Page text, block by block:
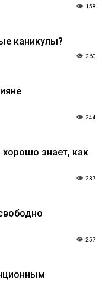
158
каникулы?
260
244
знает, как
237
257